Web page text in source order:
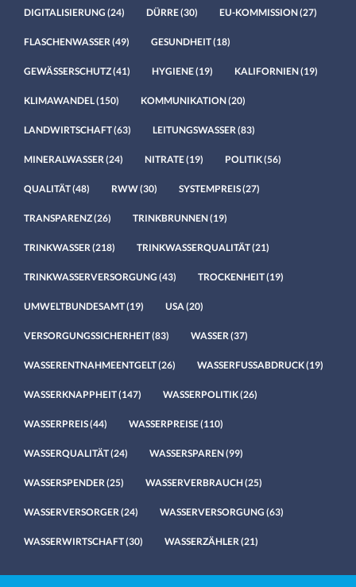
DIGITALISIERUNG (24) DÜRRE(30) EU-KOMMISSION(27)
FLASCHENWASSER (49) GESUNDHEIT(18)
GEWÄSSERSCHUTZ(41) HYGIENE(19) KALIFORNIEN(19)
KLIMAWANDEL(150) KOMMUNIKATION(20)
LANDWIRTSCHAFT(63) LEITUNGSWASSER (83)
MINERALWASSER (24) NITRATE(19) POLITIK(56)
QUALITÄT(48) RWW(30) SYSTEMPREIS(27)
TRANSPARENZ(26) TRINKBRUNNEN(19)
TRINKWASSER (218) TRINKWASSERQUALITÄT(21)
TRINKWASSERVERSORGUNG (43) TROCKENHEIT(19)
UMWELTBUNDESAMT(19) USA (20)
VERSORGUNGSSICHERHEIT(83) WASSER (37)
WASSERENTNAHMEENTGELT(26) WASSERFUSSABDRUCK(19)
WASSERKNAPPHEIT(147) WASSERPOLITIK(26)
WASSERPREIS(44) WASSERPREISE(110)
WASSERQUALITÄT(24) WASSERSPAREN(99)
WASSERSPENDER (25) WASSERVERBRAUCH(25)
WASSERVERSORGER (24) WASSERVERSORGUNG (63)
WASSERWIRTSCHAFT(30) WASSERZÄHLER (21)